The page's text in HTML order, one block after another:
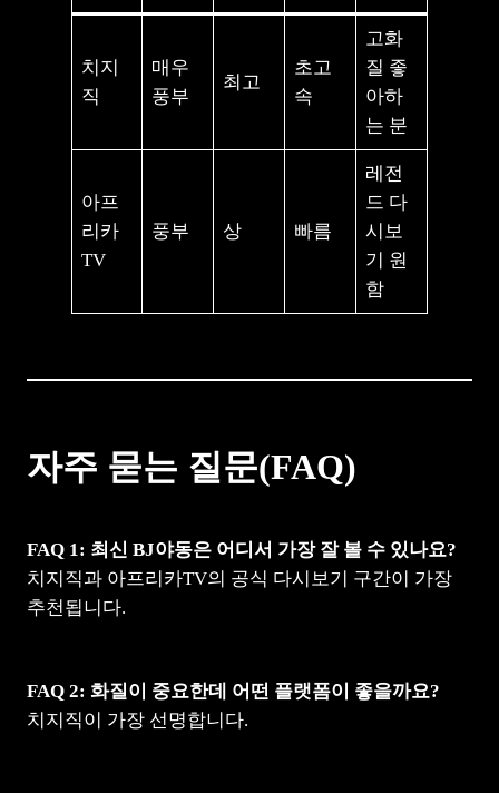
치지
직
매우
풍부
최고
초고
속
고화
질 좋
아하
는 분
아프
리카
TV
풍부 상 빠름
레전
드 다
시보
기 원
함
자주 묻는 질문(FAQ)
FAQ 1: 최신 BJ야동은 어디서 가장 잘 볼 수 있나요?
치지직과 아프리카TV의 공식 다시보기 구간이 가장
추천됩니다.
FAQ 2: 화질이 중요한데 어떤 플랫폼이 좋을까요?
치지직이 가장 선명합니다.